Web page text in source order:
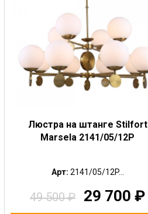
Люстра на штанге Stilfort
Marsela 2141/05/12P
Арт: 2141/05/12P...
49 500₽ 29 700 ₽